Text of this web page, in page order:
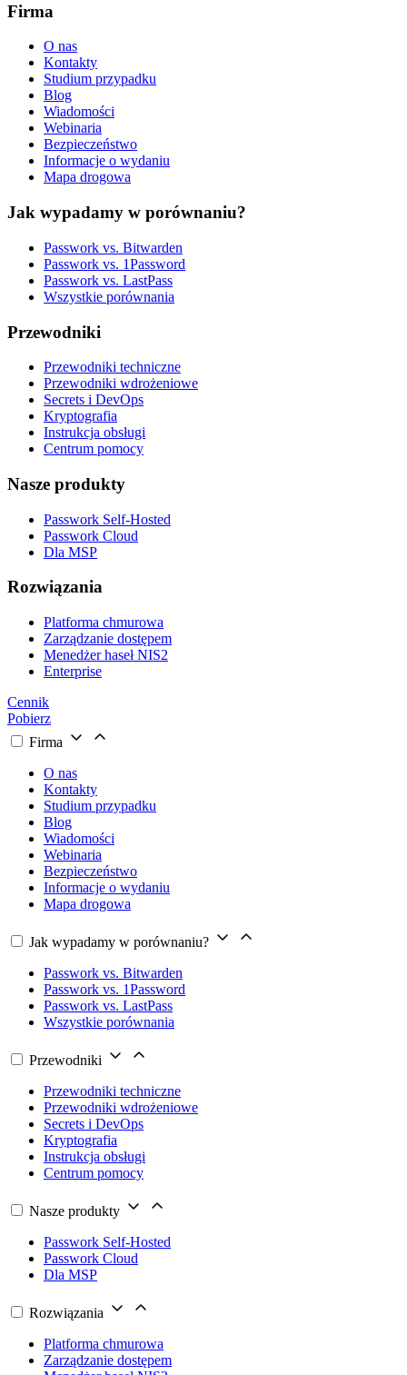
Firma
O nas
Kontakty
Studium przypadku
Blog
Wiadomości
Webinaria
Bezpieczeństwo
Informacje o wydaniu
Mapa drogowa
Jak wypadamy w porównaniu?
Passwork vs. Bitwarden
Passwork vs. 1Password
Passwork vs. LastPass
Wszystkie porównania
Przewodniki
Przewodniki techniczne
Przewodniki wdrożeniowe
Secrets i DevOps
Kryptografia
Instrukcja obsługi
Centrum pomocy
Nasze produkty
Passwork Self-Hosted
Passwork Cloud
Dla MSP
Rozwiązania
Platforma chmurowa
Zarządzanie dostępem
Menedżer haseł NIS2
Enterprise
Cennik
Pobierz
Firma
O nas
Kontakty
Studium przypadku
Blog
Wiadomości
Webinaria
Bezpieczeństwo
Informacje o wydaniu
Mapa drogowa
Jak wypadamy w porównaniu?
Passwork vs. Bitwarden
Passwork vs. 1Password
Passwork vs. LastPass
Wszystkie porównania
Przewodniki
Przewodniki techniczne
Przewodniki wdrożeniowe
Secrets i DevOps
Kryptografia
Instrukcja obsługi
Centrum pomocy
Nasze produkty
Passwork Self-Hosted
Passwork Cloud
Dla MSP
Rozwiązania
Platforma chmurowa
Zarządzanie dostępem